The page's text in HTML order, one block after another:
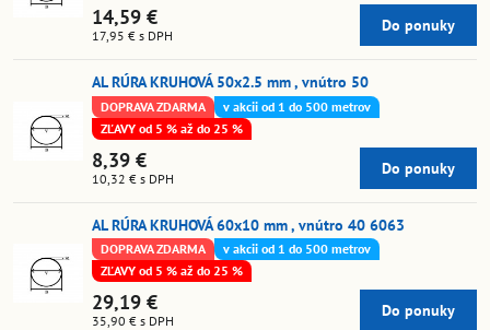
14,59 €
17,95 € s DPH
Do ponuky
AL RÚRA KRUHOVÁ 50x2.5 mm , vnútro 50
DOPRAVA ZDARMA
v akcii od 1 do 500 metrov
ZĽAVY od 5 % až do 25 %
8,39 €
10,32 € s DPH
Do ponuky
AL RÚRA KRUHOVÁ 60x10 mm , vnútro 40 6063
DOPRAVA ZDARMA
v akcii od 1 do 500 metrov
ZĽAVY od 5 % až do 25 %
29,19 €
35,90 € s DPH
Do ponuky